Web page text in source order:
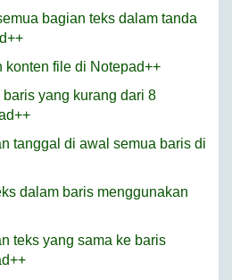
bagian teks dalam tanda
konten file di Notepad++
yang kurang dari 8
tanggal di awal semua baris di
dalam baris menggunakan
teks yang sama ke baris